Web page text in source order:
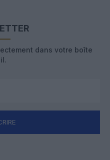
dans votre boîte